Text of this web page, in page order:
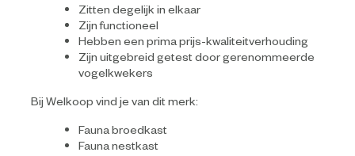
Zitten degelijk in elkaar
Zijn functioneel
Hebben een prima prijs-kwaliteitverhouding
Zijn uitgebreid getest door gerenommeerde
vogelkwekers
Bij Welkoop vind je van dit merk:
Fauna broedkast
Fauna nestkast